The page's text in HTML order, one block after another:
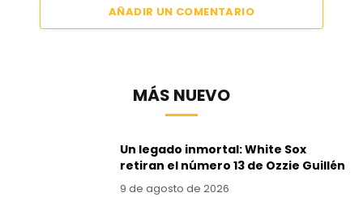
AÑADIR UN COMENTARIO
MÁS NUEVO
Un legado inmortal: White Sox
retiran el número 13 de Ozzie Guillén
9 de agosto de 2026